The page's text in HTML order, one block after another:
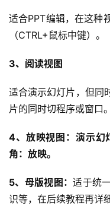
页
讯
适合PPT编辑，在这种
（CTRL+鼠标中键）。
3、阅读视图
适合演示幻灯片，但同
片的同时切程序或窗口。
4、放映视图：演示幻
角：放映。
5、母版视图：适于统
识等，在后续教程再详